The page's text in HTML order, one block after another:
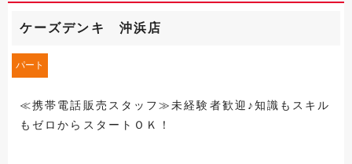
ケーズデンキ 沖浜店
パート
≪携帯電話販売スタッフ≫未経験者歓迎♪知識もスキル
もゼロからスタートＯＫ！